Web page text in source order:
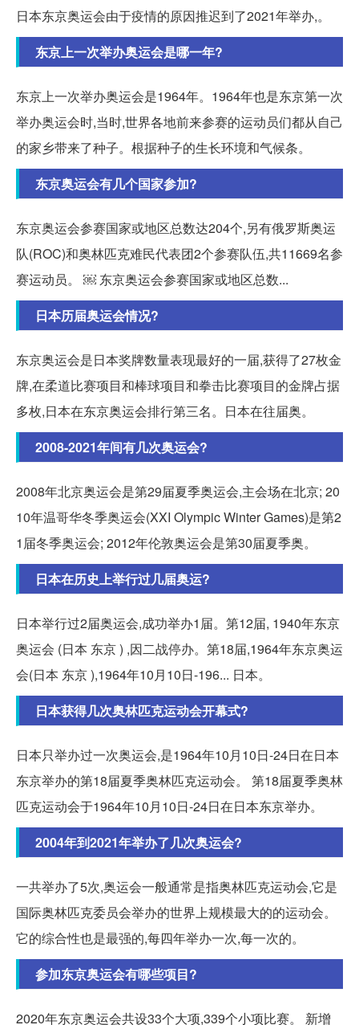
日本东京奥运会由于疫情的原因推迟到了2021年举办,。
东京上一次举办奥运会是哪一年?
东京上一次举办奥运会是1964年。1964年也是东京第一次
举办奥运会时,当时,世界各地前来参赛的运动员们都从自己
的家乡带来了种子。根据种子的生长环境和气候条。
东京奥运会有几个国家参加?
东京奥运会参赛国家或地区总数达204个,另有俄罗斯奥运
队(ROC)和奥林匹克难民代表团2个参赛队伍,共11669名参
赛运动员。 ￼ 东京奥运会参赛国家或地区总数...
日本历届奥运会情况?
东京奥运会是日本奖牌数量表现最好的一届,获得了27枚金
牌,在柔道比赛项目和棒球项目和拳击比赛项目的金牌占据
多枚,日本在东京奥运会排行第三名。日本在往届奥。
2008-2021年间有几次奥运会?
2008年北京奥运会是第29届夏季奥运会,主会场在北京; 20
10年温哥华冬季奥运会(XXI Olympic Winter Games)是第2
1届冬季奥运会; 2012年伦敦奥运会是第30届夏季奥。
日本在历史上举行过几届奥运?
日本举行过2届奥运会,成功举办1届。第12届, 1940年东京
奥运会 (日本 东京 ) ,因二战停办。第18届,1964年东京奥运
会(日本 东京 ),1964年10月10日-196... 日本。
日本获得几次奥林匹克运动会开幕式?
日本只举办过一次奥运会,是1964年10月10日-24日在日本
东京举办的第18届夏季奥林匹克运动会。 第18届夏季奥林
匹克运动会于1964年10月10日-24日在日本东京举办。
2004年到2021年举办了几次奥运会?
一共举办了5次,奥运会一般通常是指奥林匹克运动会,它是
国际奥林匹克委员会举办的世界上规模最大的的运动会。
它的综合性也是最强的,每四年举办一次,每一次的。
参加东京奥运会有哪些项目?
2020年东京奥运会共设33个大项,339个小项比赛。 新增